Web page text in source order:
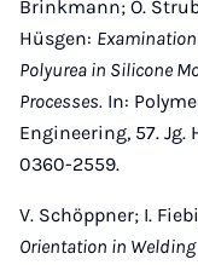
Brinkmann; O.
Hüsgen:
Polyurea in Silicone
Processes. In:
Engineering, 57. Jg.
0360-2559.
V. Schöppner; I.
Orientation in